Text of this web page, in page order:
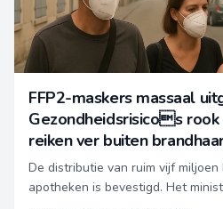
FFP2-maskers massaal
Gezondheidsrisicos
reiken ver buiten
De distributie van ruim vijf miljoen
apotheken is bevestigd. Het